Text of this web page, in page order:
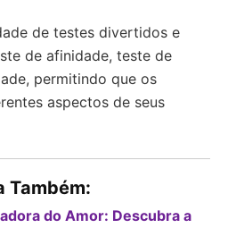
de testes divertidos e
de afinidade, teste de
permitindo que os
aspectos de seus
Também:
do Amor: Descubra a